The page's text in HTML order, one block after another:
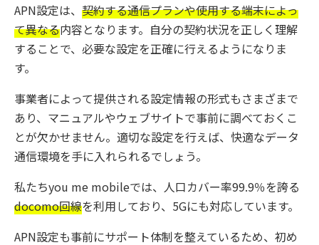
APN設定は、 契約する通信プランや使用する端末によっ
て異なる内容となります。自分の契約状況を正しく理解
することで、必要な設定を正確に行えるようになりま
す。
事業者によって提供される設定情報の形式もさまざまで
あり、マニュアルやウェブサイトで事前に調べておくこ
とが欠かせません。適切な設定を行えば、快適なデータ
通信環境を手に入れられるでしょう。
私たちyou me mobileでは、人口カバー率99.9％を誇る
docomo回線を利用しており、5Gにも対応しています。
APN設定も事前にサポート体制を整えているため、初め